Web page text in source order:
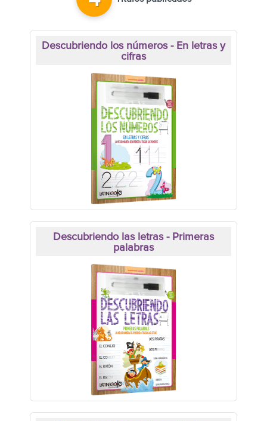
Descubriendo los números - En letras y
cifras
Descubriendo las letras - Primeras
palabras